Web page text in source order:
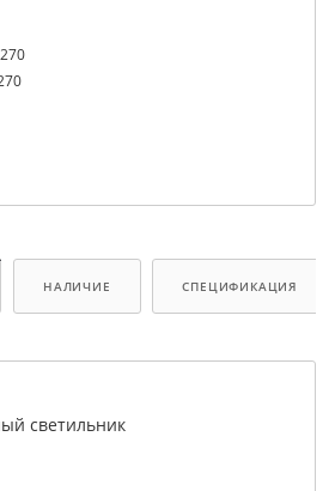
270
НАЛИЧИЕ СПЕЦИФИКАЦИЯ
светильник